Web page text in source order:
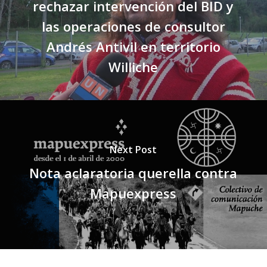
rechazar intervención del BID y
las operaciones de consultor
Andrés Antivil en territorio
Williche
Next Post
Nota aclaratoria querella contra
Mapuexpress